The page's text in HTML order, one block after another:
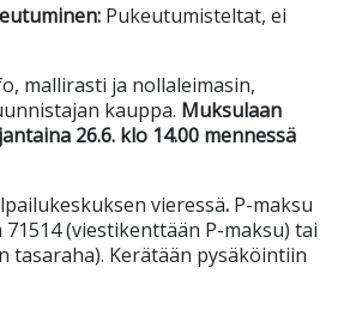
Pukeutumisteltat, ei
mallirasti ja nollaleimasin,
kauppa. Muksulaan
26.6. klo 14.00 mennessä
vieressä. P-maksu
(viestikenttään P-maksu) tai
tasaraha). Kerätään pysäköintiin